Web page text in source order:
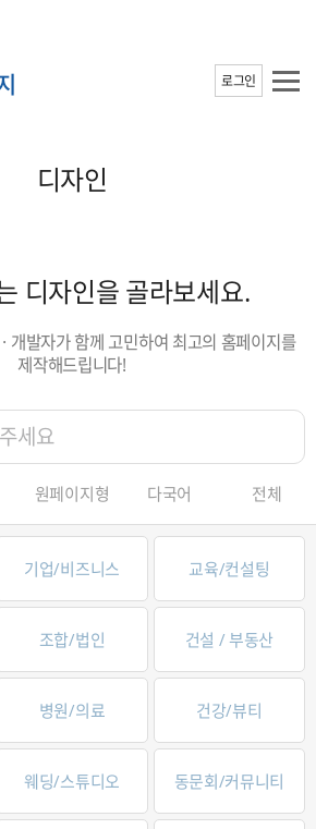
로그인
디자인
디자인을 골라보세요.
개발자가 함께 고민하여 최고의 홈페이지를
제작해드립니다!
원페이지형 다국어 전체
기업/비즈니스 교육/컨설팅
조합/법인 건설 / 부동산
병원/의료 건강/뷰티
웨딩/스튜디오 동문회/커뮤니티